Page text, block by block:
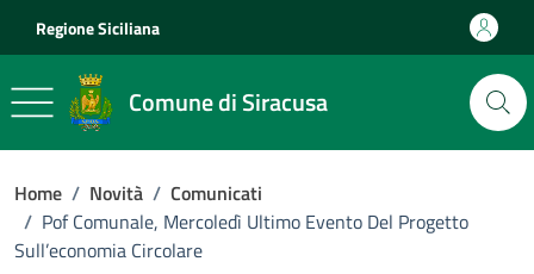
Regione Siciliana
Comune di Siracusa
Home / Novità / Comunicati
/ Pof Comunale, Mercoledì Ultimo Evento Del Progetto
Sull’economia Circolare